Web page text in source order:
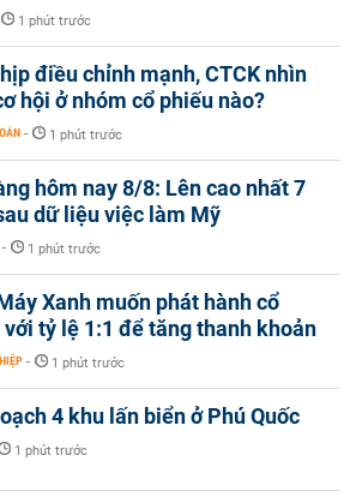
1 phút trước
điều chỉnh mạnh, CTCK nhìn
hội ở nhóm cổ phiếu nào?
- 1 phút trước
hôm nay 8/8: Lên cao nhất 7
dữ liệu việc làm Mỹ
- 1 phút trước
Xanh muốn phát hành cổ
với tỷ lệ 1:1 để tăng thanh khoản
- 1 phút trước
4 khu lấn biển ở Phú Quốc
1 phút trước